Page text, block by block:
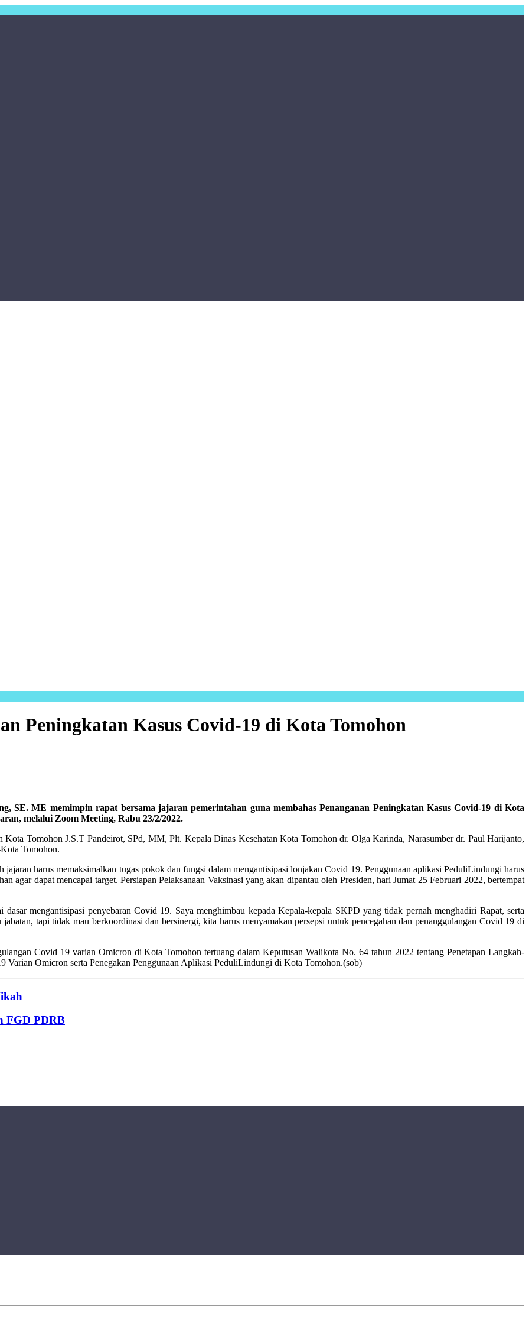
Peningkatan Kasus Covid-19 di Kota Tomohon
SE. ME memimpin rapat bersama jajaran pemerintahan guna membahas Penanganan Peningkatan Kasus Covid-19 di Kota
melalui Zoom Meeting, Rabu 23/2/2022.
Tomohon J.S.T Pandeirot, SPd, MM, Plt. Kepala Dinas Kesehatan Kota Tomohon dr. Olga Karinda, Narasumber dr. Paul Harijanto,
Tomohon.
harus memaksimalkan tugas pokok dan fungsi dalam mengantisipasi lonjakan Covid 19. Penggunaan aplikasi PeduliLindungi harus
agar dapat mencapai target. Persiapan Pelaksanaan Vaksinasi yang akan dipantau oleh Presiden, hari Jumat 25 Februari 2022, bertempat
dasar mengantisipasi penyebaran Covid 19. Saya menghimbau kepada Kepala-kepala SKPD yang tidak pernah menghadiri Rapat, serta
tapi tidak mau berkoordinasi dan bersinergi, kita harus menyamakan persepsi untuk pencegahan dan penanggulangan Covid 19 di
Covid 19 varian Omicron di Kota Tomohon tertuang dalam Keputusan Walikota No. 64 tahun 2022 tentang Penetapan Langkah-
Varian Omicron serta Penegakan Penggunaan Aplikasi PeduliLindungi di Kota Tomohon.(sob)
FGD PDRB